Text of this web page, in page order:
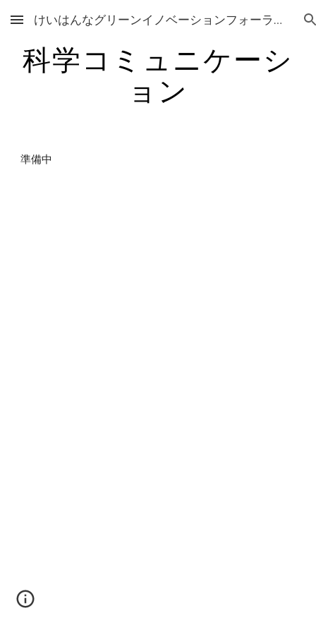
Skip to main content Skip to navigation
けいはんなグリーンイノベーションフォーラム Keihannna Green Innovation Forum
科学コミュニケーシ
ョン
準備中